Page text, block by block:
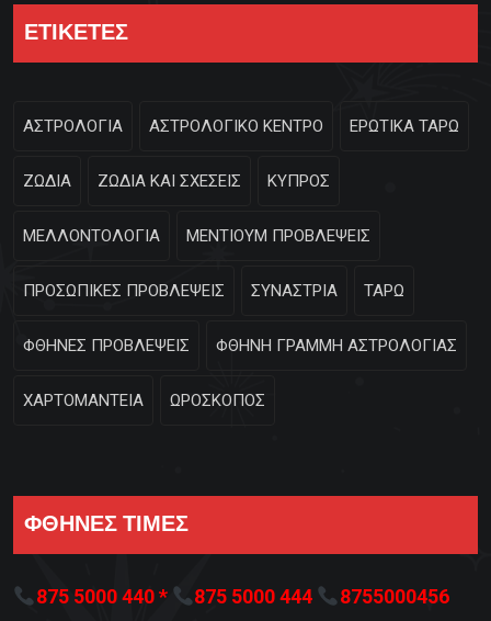
ΕΤΙΚΕΤΕΣ
ΑΣΤΡΟΛΟΓΙΑ ΑΣΤΡΟΛΟΓΙΚΟ ΚΕΝΤΡΟ ΕΡΩΤΙΚΑ ΤΑΡΩ
ΖΩΔΙΑ ΖΩΔΙΑ ΚΑΙ ΣΧΕΣΕΙΣ ΚΥΠΡΟΣ
ΜΕΛΛΟΝΤΟΛΟΓΙΑ ΜΕΝΤΙΟΥΜ ΠΡΟΒΛΕΨΕΙΣ
ΠΡΟΣΩΠΙΚΕΣ ΠΡΟΒΛΕΨΕΙΣ ΣΥΝΑΣΤΡΙΑ ΤΑΡΩ
ΦΘΗΝΕΣ ΠΡΟΒΛΕΨΕΙΣ ΦΘΗΝΗ ΓΡΑΜΜΗ ΑΣΤΡΟΛΟΓΙΑΣ
ΧΑΡΤΟΜΑΝΤΕΙΑ ΩΡΟΣΚΟΠΟΣ
ΦΘΗΝΕΣ ΤΙΜΕΣ
875 5000 440 * 875 5000 444 8755000456